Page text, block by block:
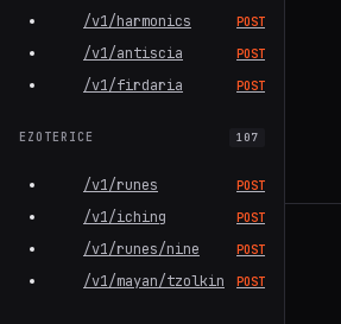
/v1/harmonics POST
/v1/antiscia POST
/v1/firdaria POST
EZOTERICE 107
/v1/runes POST
/v1/iching POST
/v1/runes/nine POST
/v1/mayan/tzolkin POST